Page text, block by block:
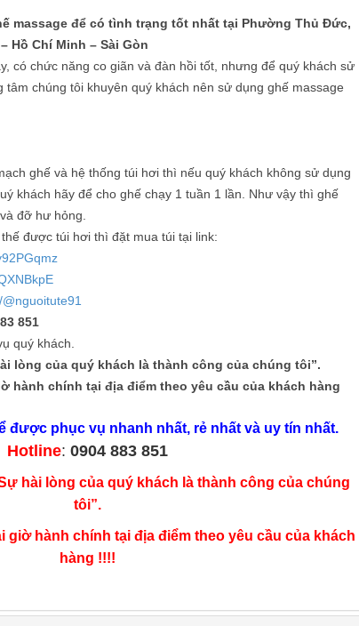
massage để có tình trạng tốt nhất tại Phường Thủ Đức,
Hồ Chí Minh – Sài Gòn
có chức năng co giãn và đàn hồi tốt, nhưng để quý khách sử
chúng tôi khuyên quý khách nên sử dụng ghế massage
ghế và hệ thống túi hơi thì nếu quý khách không sử dụng
khách hãy để cho ghế chạy 1 tuần 1 lần. Như vậy thì ghế
đỡ hư hỏng.
được túi hơi thì đặt mua túi tại link:
851
quý khách.
lòng của quý khách là thành công của chúng tôi”.
hành chính tại địa điểm theo yêu cầu của khách hàng
được phục vụ nhanh nhất, rẻ nhất và uy tín nhất.
Hotline:0904 883 851
hài lòng của quý khách là thành công của chúng
tôi”.
giờ hành chính tại địa điểm theo yêu cầu của khách
hàng !!!!